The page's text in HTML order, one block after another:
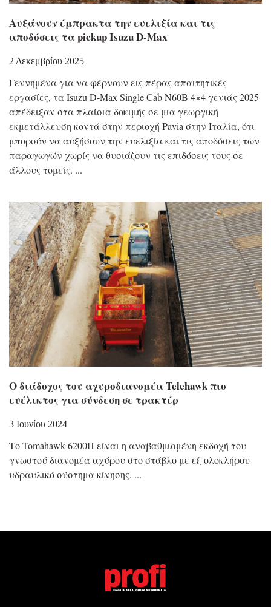
Αυξάνουν έμπρακτα την ευελιξία και τις
αποδόσεις τα pickup Isuzu D-Max
2 Δεκεμβρίου 2025
Γεννημένα για να φέρνουν εις πέρας απαιτητικές
εργασίες, τα Isuzu D-Max Single Cab N60B 4×4 γενιάς 2025
απέδειξαν στα πλαίσια δοκιμής σε μια γεωργική
εκμετάλλευση κοντά στην περιοχή Pavia στην Ιταλία, ότι
μπορούν να αυξήσουν την ευελιξία και τις αποδόσεις των
παραγωγών χωρίς να θυσιάζουν τις επιδόσεις τους σε
άλλους τομείς.
Ο διάδοχος του αχυροδιανομέα Telehawk πιο
ευέλικτος για σύνδεση σε τρακτέρ
3 Ιουνίου 2024
Το Tomahawk 6200H είναι η αναβαθμισμένη εκδοχή του
γνωστού διανομέα αχύρου στο στάβλο με εξ ολοκλήρου
υδραυλικό σύστημα κίνησης.